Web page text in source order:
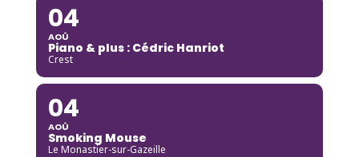
04
AOÛ
Piano & plus : Cédric Hanriot
Crest
04
AOÛ
Smoking Mouse
Le Monastier-sur-Gazeille